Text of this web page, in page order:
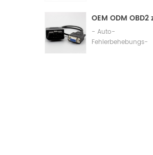
- Auto-
Fehlerbehebungs-